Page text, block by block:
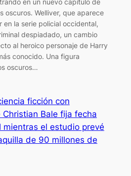
en un nuevo capítulo de
oscuros. Welliver, que aparece
en la serie policial occidental,
despiadado, un cambio
al heroico personaje de Harry
conocido. Una figura
oscuros…